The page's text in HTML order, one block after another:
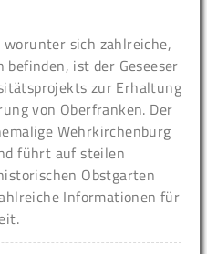
sich zahlreiche,
ist der Geseeser
zur Erhaltung
von Oberfranken. Der
Wehrkirchenburg
führt auf steilen
Obstgarten
Informationen für